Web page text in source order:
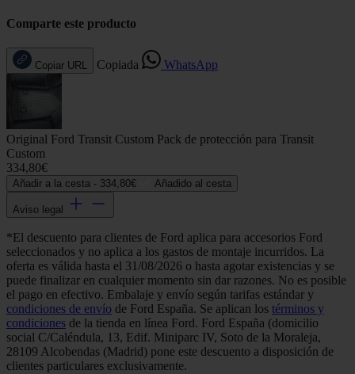
Comparte este producto
Copiar URL Copiada WhatsApp
Original Ford Transit Custom Pack de protección para Transit
Custom
334,80€
Añadir a la cesta - 334,80€ Añadido al cesta
Aviso legal
*El descuento para clientes de Ford aplica para accesorios Ford
seleccionados y no aplica a los gastos de montaje incurridos. La
oferta es válida hasta el 31/08/2026 o hasta agotar existencias y se
puede finalizar en cualquier momento sin dar razones. No es posible
el pago en efectivo. Embalaje y envío según tarifas estándar y
condiciones de envío de Ford España. Se aplican los términos y
condiciones de la tienda en línea Ford. Ford España (domicilio
social C/Caléndula, 13, Edif. Miniparc IV, Soto de la Moraleja,
28109 Alcobendas (Madrid) pone este descuento a disposición de
clientes particulares exclusivamente.